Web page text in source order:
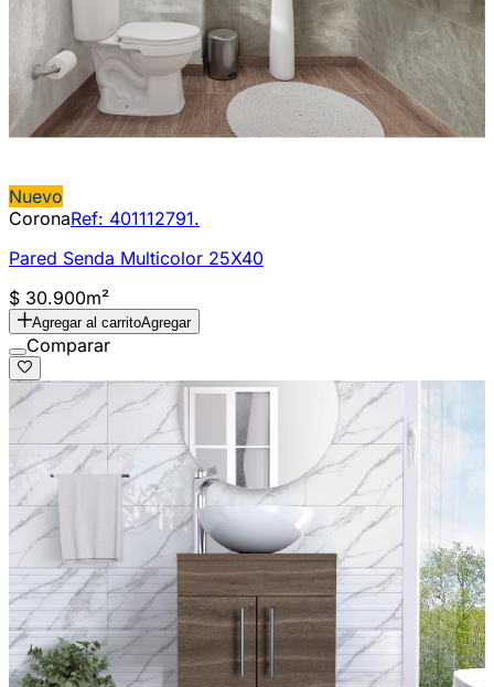
Nuevo
CoronaRef: 401112791.
Pared Senda Multicolor 25X40
$ 30.900m²
Agregar al carritoAgregar
Comparar